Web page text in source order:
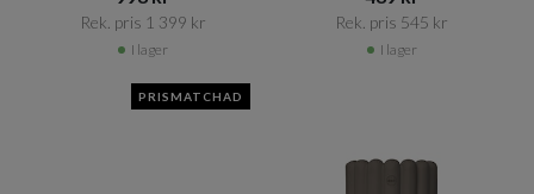
Rek. pris 1 399 kr​​
I lager
Rek. pris 545 kr​​
I lager
PRISMATCHAD